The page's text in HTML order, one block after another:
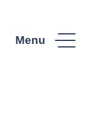
Menu